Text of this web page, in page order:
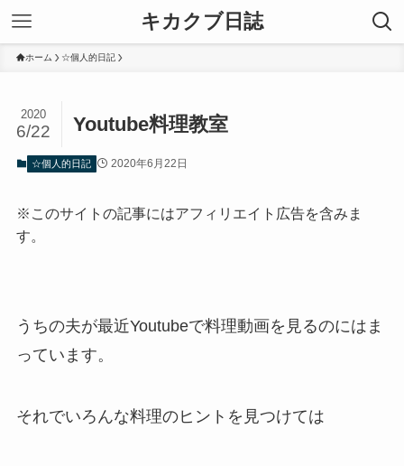
キカクブ日誌
ホーム ☆個人的日記
Youtube料理教室
2020
6/22
☆個人的日記 2020年6月22日
※このサイトの記事にはアフィリエイト広告を含みま
す。
うちの夫が最近Youtubeで料理動画を見るのにはま
っています。
それでいろんな料理のヒントを見つけては